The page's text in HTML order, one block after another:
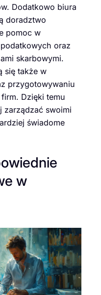
Dodatkowo biura
doradztwo
pomoc w
oraz
skarbowymi.
się także w
przygotowywaniu
Dzięki temu
zarządzać swoimi
świadome
w